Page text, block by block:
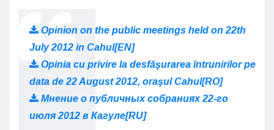
Opinion on the public meetings held on 22th
July 2012 in Cahul[EN]
Opinia cu privire la desfăşurarea întrunirilor pe
data de 22 August 2012, oraşul Cahul[RO]
Мнение о публичных собраниях 22-го
июля 2012 в Кагуле[RU]